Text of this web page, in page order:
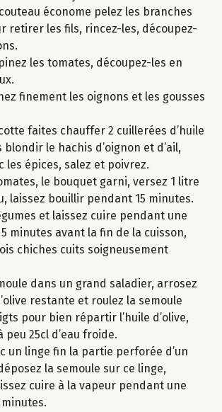
couteau économe pelez les branches
retirer les fils, rincez-les, découpez-
les tomates, découpez-les en
finement les oignons et les gousses
faites chauffer 2 cuillerées d’huile
blondir le hachis d’oignon et d’ail,
les épices, salez et poivrez.
le bouquet garni, versez 1 litre
laissez bouillir pendant 15 minutes.
et laissez cuire pendant une
minutes avant la fin de la cuisson,
chiches cuits soigneusement
dans un grand saladier, arrosez
restante et roulez la semoule
pour bien répartir l’huile d’olive,
peu 25cl d’eau froide.
un linge fin la partie perforée d’un
la semoule sur ce linge,
cuire à la vapeur pendant une